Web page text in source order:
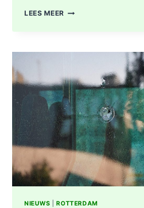
LEES MEER GEWONDE
TWEE
IN
ROTTERDAM
NIEUWS |ROTTERDAM